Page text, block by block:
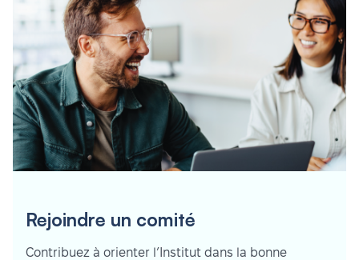
Rejoindre un comité
Contribuez à orienter l’Institut dans la bonne